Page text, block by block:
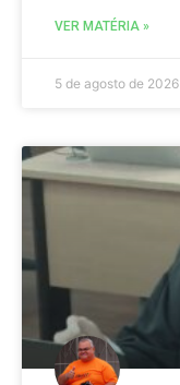
VER MATÉRIA »
5 de agosto de 2026